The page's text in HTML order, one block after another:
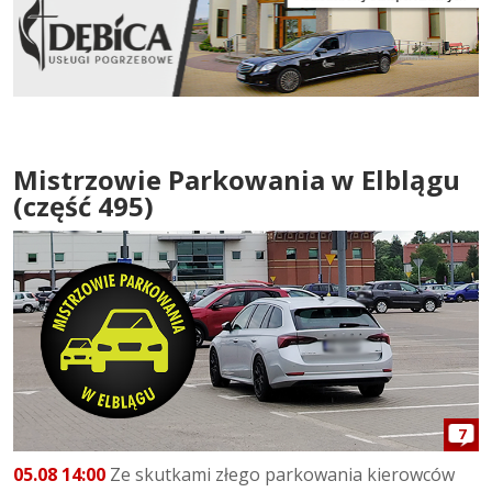
Mistrzowie Parkowania w Elblągu
(część 495)
7
05.08 14:00 Ze skutkami złego parkowania kierowców